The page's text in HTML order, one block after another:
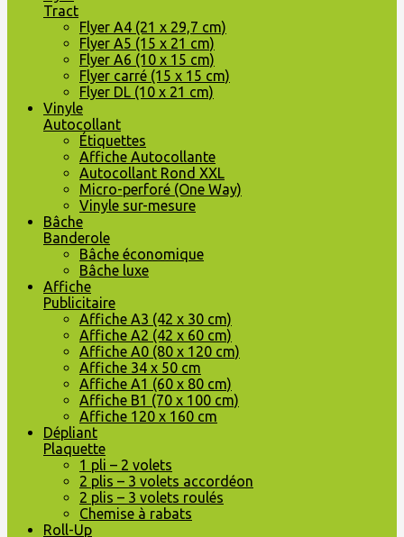
Tract
Flyer A4 (21 x 29,7 cm)
Flyer A5 (15 x 21 cm)
Flyer A6 (10 x 15 cm)
Flyer carré (15 x 15 cm)
Flyer DL (10 x 21 cm)
Vinyle
Autocollant
Étiquettes
Affiche Autocollante
Autocollant Rond XXL
Micro-perforé (One Way)
Vinyle sur-mesure
Bâche
Banderole
Bâche économique
Bâche luxe
Affiche
Publicitaire
Affiche A3 (42 x 30 cm)
Affiche A2 (42 x 60 cm)
Affiche A0 (80 x 120 cm)
Affiche 34 x 50 cm
Affiche A1 (60 x 80 cm)
Affiche B1 (70 x 100 cm)
Affiche 120 x 160 cm
Dépliant
Plaquette
1 pli – 2 volets
2 plis – 3 volets accordéon
2 plis – 3 volets roulés
Chemise à rabats
Roll-Up